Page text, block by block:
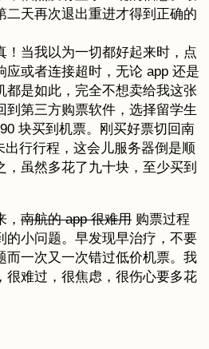
二天再次退出重进才得到正确的
！当我以为一切都好起来时，点
应或者连接超时，无论 app 还是
都是如此，完全不想卖给我这张
到第三方购票软件，选择留学生
块买到机票。刚买好票切回南
行行程，这会儿服务器倒是顺
虽然多花了九十块，至少买到
南航的 app 很难用 购票过程
的小问题。早发现早治疗，不要
而一次又一次错过低价机票。我
很难过，很焦虑，很伤心要多花